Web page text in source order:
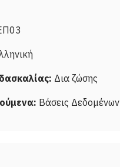
Δια ζώσης
Βάσεις Δεδομένων